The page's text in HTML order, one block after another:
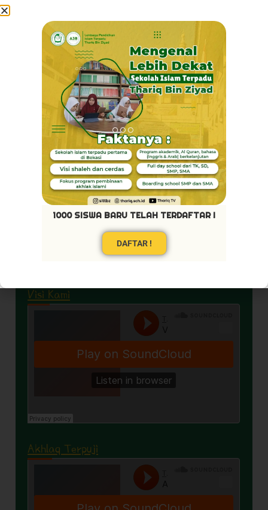
Visi Kami
Akhlaq Terpuji
1000 SISWA BARU TELAH TERDAFTAR !
DAFTAR !